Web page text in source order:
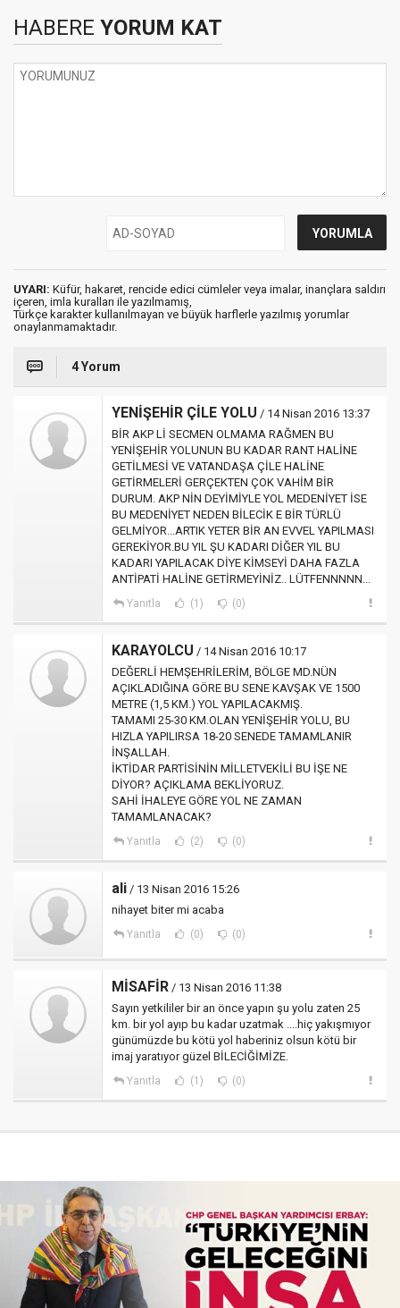
HABERE YORUM KAT
UYARI: Küfür, hakaret, rencide edici cümleler veya imalar, inançlara saldırı
içeren, imla kuralları ile yazılmamış,
Türkçe karakter kullanılmayan ve büyük harflerle yazılmış yorumlar
onaylanmamaktadır.
4 Yorum
YENİŞEHİR ÇİLE YOLU / 14 Nisan 2016 13:37
BİR AKP Lİ SECMEN OLMAMA RAĞMEN BU
YENİŞEHİR YOLUNUN BU KADAR RANT HALİNE
GETİLMESİ VE VATANDAŞA ÇİLE HALİNE
GETİRMELERİ GERÇEKTEN ÇOK VAHİM BİR
DURUM. AKP NİN DEYİMİYLE YOL MEDENİYET İSE
BU MEDENİYET NEDEN BİLECİK E BİR TÜRLÜ
GELMİYOR...ARTIK YETER BİR AN EVVEL YAPILMASI
GEREKİYOR.BU YIL ŞU KADARI DİĞER YIL BU
KADARI YAPILACAK DİYE KİMSEYİ DAHA FAZLA
ANTİPATİ HALİNE GETİRMEYİNİZ.. LÜTFENNNNN...
Yanıtla (1) (0)
KARAYOLCU / 14 Nisan 2016 10:17
DEĞERLİ HEMŞEHRİLERİM, BÖLGE MD.NÜN
AÇIKLADIĞINA GÖRE BU SENE KAVŞAK VE 1500
METRE (1,5 KM.) YOL YAPILACAKMIŞ.
TAMAMI 25-30 KM.OLAN YENİŞEHİR YOLU, BU
HIZLA YAPILIRSA 18-20 SENEDE TAMAMLANIR
İNŞALLAH.
İKTİDAR PARTİSİNİN MİLLETVEKİLİ BU İŞE NE
DİYOR? AÇIKLAMA BEKLİYORUZ.
SAHİ İHALEYE GÖRE YOL NE ZAMAN
TAMAMLANACAK?
Yanıtla (2) (0)
ali / 13 Nisan 2016 15:26
nihayet biter mi acaba
Yanıtla (0) (0)
MİSAFİR / 13 Nisan 2016 11:38
Sayın yetkililer bir an önce yapın şu yolu zaten 25
km. bir yol ayıp bu kadar uzatmak ....hiç yakışmıyor
günümüzde bu kötü yol haberiniz olsun kötü bir
imaj yaratıyor güzel BİLECİĞİMİZE.
Yanıtla (1) (0)